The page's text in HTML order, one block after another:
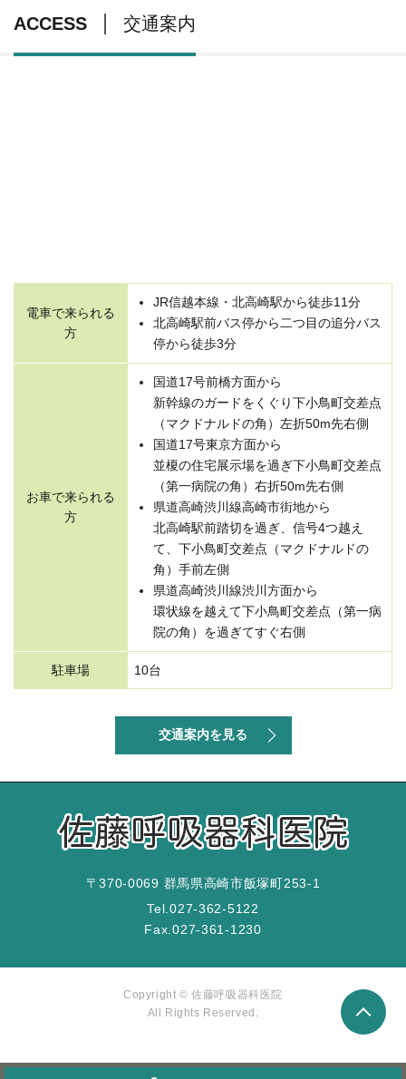
ACCESS 交通案内
電車で来られる
方
JR信越本線・北高崎駅から徒歩11分
北高崎駅前バス停から二つ目の追分バス
停から徒歩3分
お車で来られる
方
国道17号前橋方面から
新幹線のガードをくぐり下小鳥町交差点
（マクドナルドの角）左折50m先右側
国道17号東京方面から
並榎の住宅展示場を過ぎ下小鳥町交差点
（第一病院の角）右折50m先右側
県道高崎渋川線高崎市街地から
北高崎駅前踏切を過ぎ、信号4つ越え
て、下小鳥町交差点（マクドナルドの
角）手前左側
県道高崎渋川線渋川方面から
環状線を越えて下小鳥町交差点（第一病
院の角）を過ぎてすぐ右側
駐車場 10台
交通案内を見る
〒370-0069 群馬県高崎市飯塚町253-1
Tel.027-362-5122
Fax.027-361-1230
Copyright © 佐藤呼吸器科医院
All Rights Reserved.